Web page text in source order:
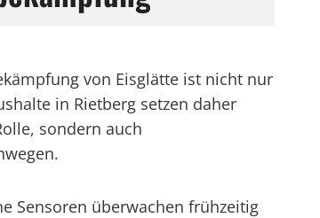
von Eisglätte ist nicht nur
in Rietberg setzen daher
sondern auch
Sensoren überwachen frühzeitig